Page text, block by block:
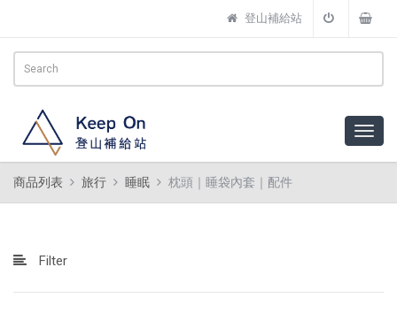
登山補給站
商品列表 旅行 睡眠 枕頭｜睡袋內套｜配件
Filter